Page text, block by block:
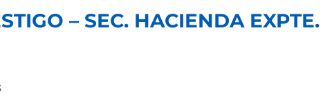
– SEC. HACIENDA